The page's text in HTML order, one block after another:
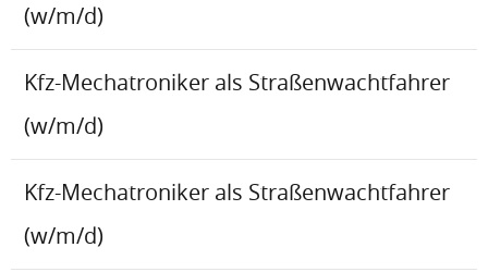
(w/m/d)
Kfz-Mechatroniker als Straßenwachtfahrer
(w/m/d)
Kfz-Mechatroniker als Straßenwachtfahrer
(w/m/d)